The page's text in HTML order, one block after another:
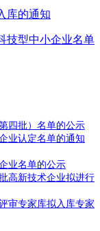
库的通知
技型中小企业名单
四批）名单的公示
业认定名单的通知
业名单的公示
高新技术企业拟进行
审专家库拟入库专家